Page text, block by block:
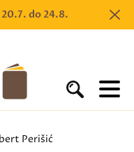
do 24.8.
Perišić